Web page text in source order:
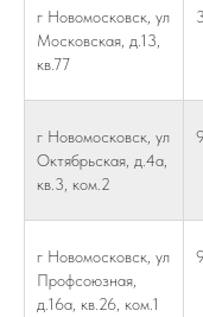
г Новомосковск, ул
Московская, д.13,
кв.77
г Новомосковск, ул
Октябрьская, д.4а,
кв.3, ком.2
г Новомосковск, ул
Профсоюзная,
д.16а, кв.26, ком.1